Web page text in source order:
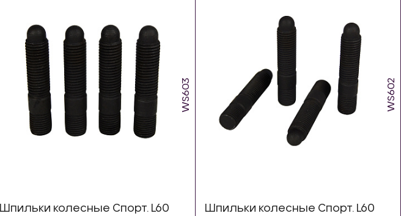
WS603
Шпильки колесные Спорт. L60
WS602
Шпильки колесные Спорт. L60